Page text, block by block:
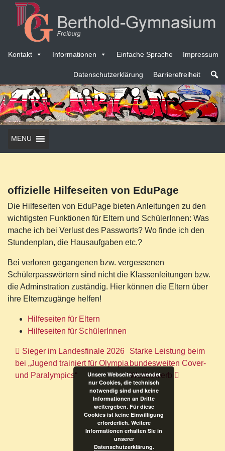
Kontakt Informationen Einfache Sprache Impressum
Datenschutzerklärung Barrierefreiheit
MENU
offizielle Hilfeseiten von EduPage
Die Hilfeseiten von EduPage bieten Anleitungen zu den
wichtigsten Funktionen für Eltern und SchülerInnen: Was
mache ich bei Verlust des Passworts? Wo finde ich den
Stundenplan, die Hausaufgaben etc.?
Bei verloren gegangenen bzw. vergessenen
Schülerpasswörtern sind nicht die Klassenleitungen bzw.
die Adminstration zuständig. Hier können die Eltern über
ihre Elternzugänge helfen!
Hilfeseiten für Eltern
Hilfeseiten für SchülerInnen
Beitragsnavigation
Sieger im Landesfinale 2026
bei „Jugend trainiert für Olympia
und Paralympics“
Starke Leistung beim
bundesweiten Cover-
Wettbewerb
Unsere Webseite verwendet
nur Cookies, die technisch
notwendig sind und keine
Informationen an Dritte
weitergeben. Für diese
Cookies ist keine Einwilligung
erforderlich. Weitere
Informationen erhalten Sie in
unserer
Datenschutzerklärung.